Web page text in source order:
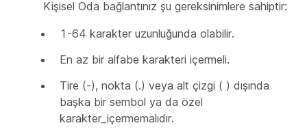
Kişisel Oda bağlantınız şu gereksinimlere sahiptir:
1-64 karakter uzunluğunda olabilir.
En az bir alfabe karakteri içermeli.
Tire (-), nokta (.) veya alt çizgi ( ) dışında
başka bir sembol ya da özel
karakter_içermemalıdır.